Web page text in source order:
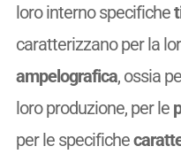
loro interno specifiche
caratterizzano per la
ampelografica, ossia
loro produzione, per le
per le specifiche